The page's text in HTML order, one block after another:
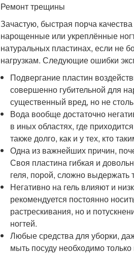
Ремонт трещины
Зачастую, быстрая порча
нарощенные или укреплённые
натуральных пластинах, если не
нагрузкам. Следующие ошибки
Подвергание пластин
совершенно губительной для
существенный вред, но не
Вода вообще достаточно
в иных областях, где
также долго, как и у тех, кто
Одна из важнейших причин,
Своя пластина гибкая и
геля, порой, сложно выдержать
Негативно на гель влияют и
рекомендуется постоянно
растрескивания, но и
ногтей.
Любые средства для уборки,
мыть посуду необходимо только